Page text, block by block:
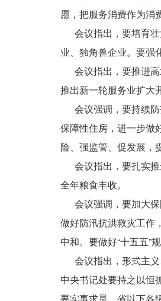
愿，把服务消费作为消
会议指出，要培育壮
业、独角兽企业。要强
会议指出，要推进高
推出新一轮服务业扩大
会议强调，要持续防
保障性住房，进一步做
险、强监管、促发展，
会议指出，要扎实推
全年粮食丰收。
会议强调，要加大保
做好防汛抗洪救灾工作
中和。要做好“十五五”
会议指出，形式主义
中央书记处要持之以恒
要实事求是，省以下各